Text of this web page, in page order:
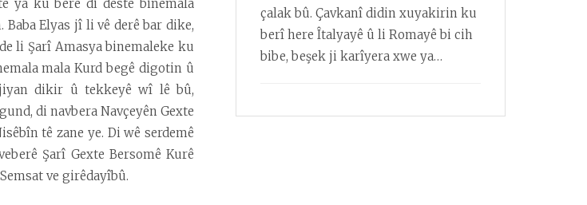
ya ku berê di destê binemala
Elyas jî li vê derê bar dike,
li Şarî Amasya binemaleke ku
mala Kurd begê digotin û
dikir û tekkeyê wî lê bû,
di navbera Navçeyên Gexte
tê zane ye. Di wê serdemê
Şarî Gexte Bersomê Kurê
ve girêdayîbû.
ewil ji bo Îsa Pêximber ketine
tevgerê... test
çalak bû. Çavkanî didin xuyakirin ku
berî here Îtalyayê û li Romayê bi cih
bibe, beşek ji karîyera xwe ya
wergerên Xiristiyanên rojhilat